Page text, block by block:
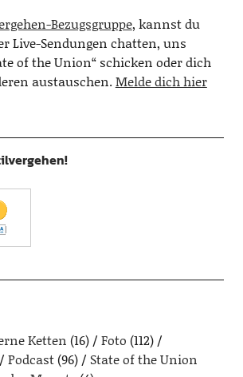
Bezugsgruppe, kannst du
Live-Sendungen chatten, uns
of the Union“ schicken oder dich
austauschen.Melde dich hier
Ketten (16) Foto (112)
Podcast(96)
State of the Union